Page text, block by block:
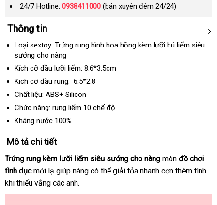
24/7 Hotline: 0938411000 (bán xuyên đêm 24/24)
Thông tin
Loại sextoy: Trứng rung hình hoa hồng kèm lưỡi bú liếm siêu
sướng cho nàng
Kích cỡ đầu lưỡi liếm: 8.6*3.5cm
Kích cỡ đầu rung: 6.5*2.8
Chất liệu: ABS+ Silicon
Chức năng: rung liếm 10 chế độ
Kháng nước 100%
Mô tả chi tiết
Trứng rung kèm lưỡi liếm siêu sướng cho nàng món đồ chơi
tình dụcmới lạ giúp nàng ăn
có thể giải tỏa nhanh cơn thèm tình
khi thiếu vắng có
nên
các anh.